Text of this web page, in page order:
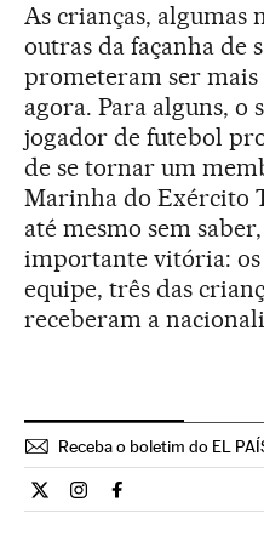
As crianças, algumas
outras da façanha de
prometeram ser
agora. Para alguns, o
jogador de futebol
de se tornar um
Marinha do Exército
até mesmo sem
importante vitória:
equipe, três das
receberam a
Receba o boletim do EL
Internacional El País Brasil
Internacional El País
Internacional El